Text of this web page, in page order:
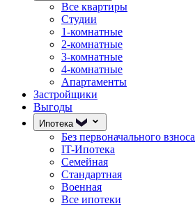
Все квартиры
Студии
1-комнатные
2-комнатные
3-комнатные
4-комнатные
Апартаменты
Застройщики
Выгоды
Ипотека
Без первоначального взноса
IT-Ипотека
Семейная
Стандартная
Военная
Все ипотеки